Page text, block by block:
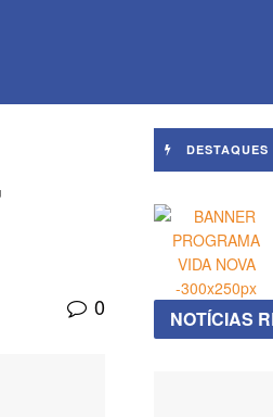
0
DESTAQUES
NOTÍCIAS